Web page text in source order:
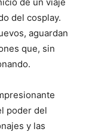
del cosplay.
aguardan
que, sin
poder del
y las